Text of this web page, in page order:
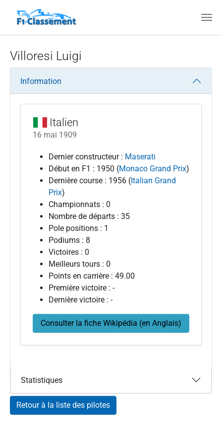
Villoresi Luigi
Information
Italien
16 mai 1909
Dernier constructeur : Maserati
Début en F1 : 1950 (Monaco Grand Prix)
Dernière course : 1956 (Italian Grand
Prix)
Championnats : 0
Nombre de départs : 35
Pole positions : 1
Podiums : 8
Victoires : 0
Meilleurs tours : 0
Points en carrière : 49.00
Première victoire : -
Dernière victoire : -
Consulter la fiche Wikipédia (en Anglais)
Statistiques
Retour à la liste des pilotes